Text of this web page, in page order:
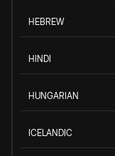
HEBREW
HINDI
HUNGARIAN
ICELANDIC